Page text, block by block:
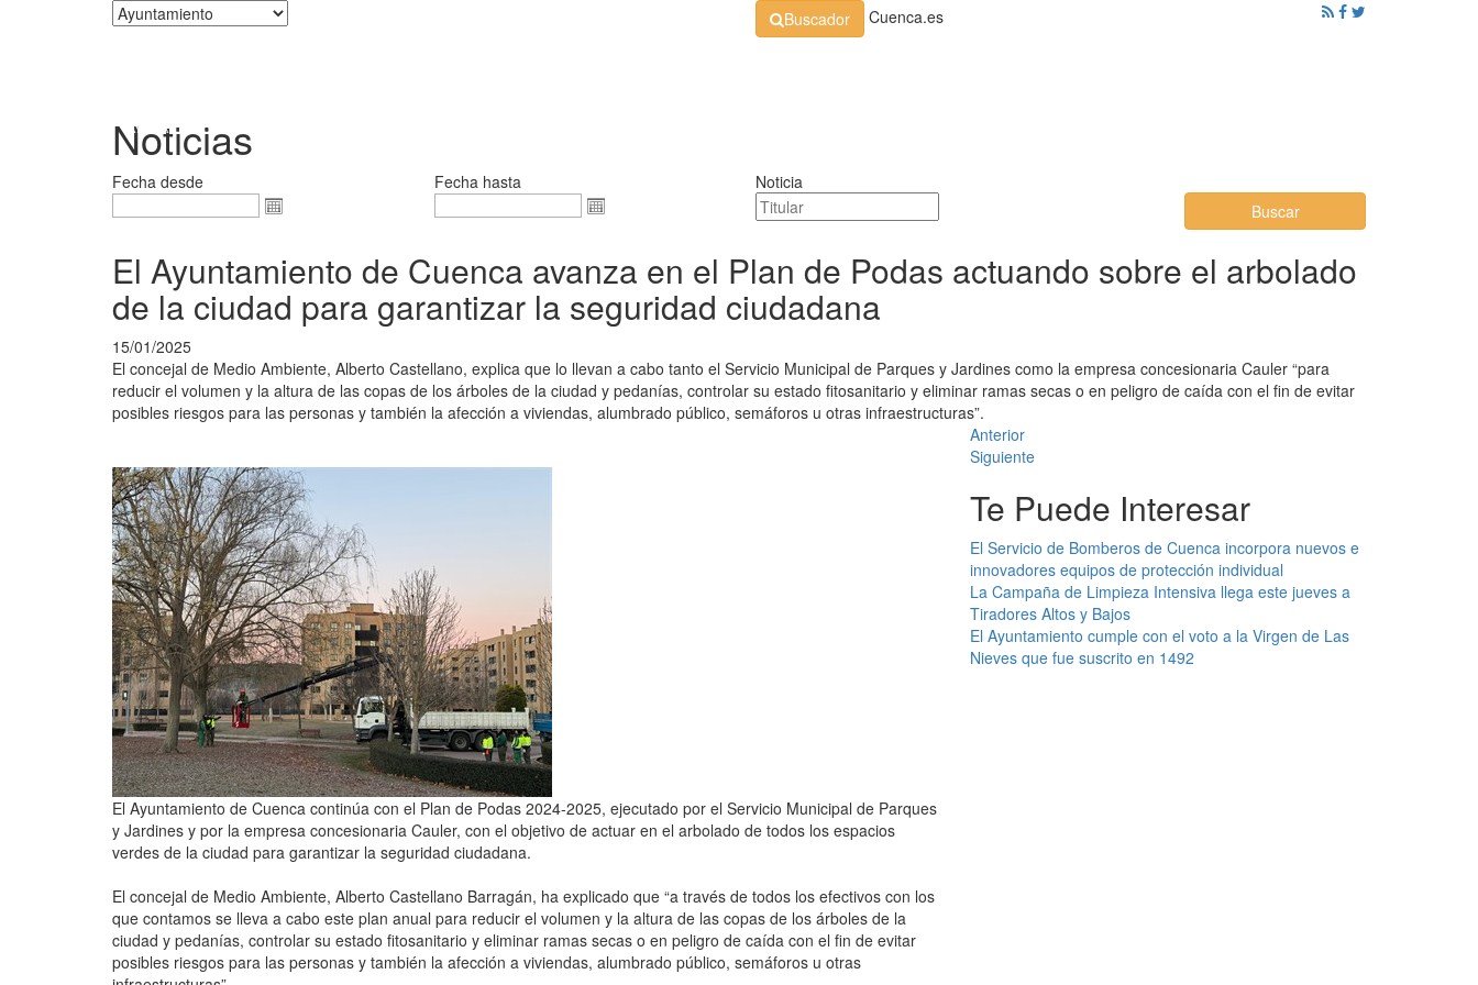
Buscador Cuenca.es
Noticias
Fecha desde Fecha hasta
Noticia
Buscar
El Ayuntamiento de Cuenca avanza en el Plan de Podas actuando sobre el arbolado
de la ciudad para garantizar la seguridad ciudadana
15/01/2025
El concejal de Medio Ambiente, Alberto Castellano, explica que lo llevan a cabo tanto el Servicio Municipal de Parques y Jardines como la empresa concesionaria Cauler “para
reducir el volumen y la altura de las copas de los árboles de la ciudad y pedanías, controlar su estado fitosanitario y eliminar ramas secas o en peligro de caída con el fin de evitar
posibles riesgos para las personas y también la afección a viviendas, alumbrado público, semáforos u otras infraestructuras”.
Anterior
Siguiente
El Ayuntamiento de Cuenca continúa con el Plan de Podas 2024-2025, ejecutado por el Servicio Municipal de Parques
y Jardines y por la empresa concesionaria Cauler, con el objetivo de actuar en el arbolado de todos los espacios
verdes de la ciudad para garantizar la seguridad ciudadana.
El concejal de Medio Ambiente, Alberto Castellano Barragán, ha explicado que “a través de todos los efectivos con los
que contamos se lleva a cabo este plan anual para reducir el volumen y la altura de las copas de los árboles de la
ciudad y pedanías, controlar su estado fitosanitario y eliminar ramas secas o en peligro de caída con el fin de evitar
posibles riesgos para las personas y también la afección a viviendas, alumbrado público, semáforos u otras
Te Puede Interesar
El Servicio de Bomberos de Cuenca incorpora nuevos e
innovadores equipos de protección individual
La Campaña de Limpieza Intensiva llega este jueves a
Tiradores Altos y Bajos
El Ayuntamiento cumple con el voto a la Virgen de Las
Nieves que fue suscrito en 1492